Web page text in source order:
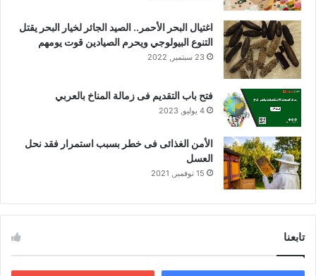
اغتيال البحر الأحمر.. الصيد الجائر لخيار البحر يقتل
التنوع البيولوجي ويحرم الصيادين قوت يومهم
23 سبتمبر, 2022
فتح باب التقديم فى زمالة المناخ بالعربي
4 يوليو, 2023
الأمن الغذائى فى خطر بسبب استمرار فقد نحل
العسل
15 نوفمبر, 2021
تابعنا